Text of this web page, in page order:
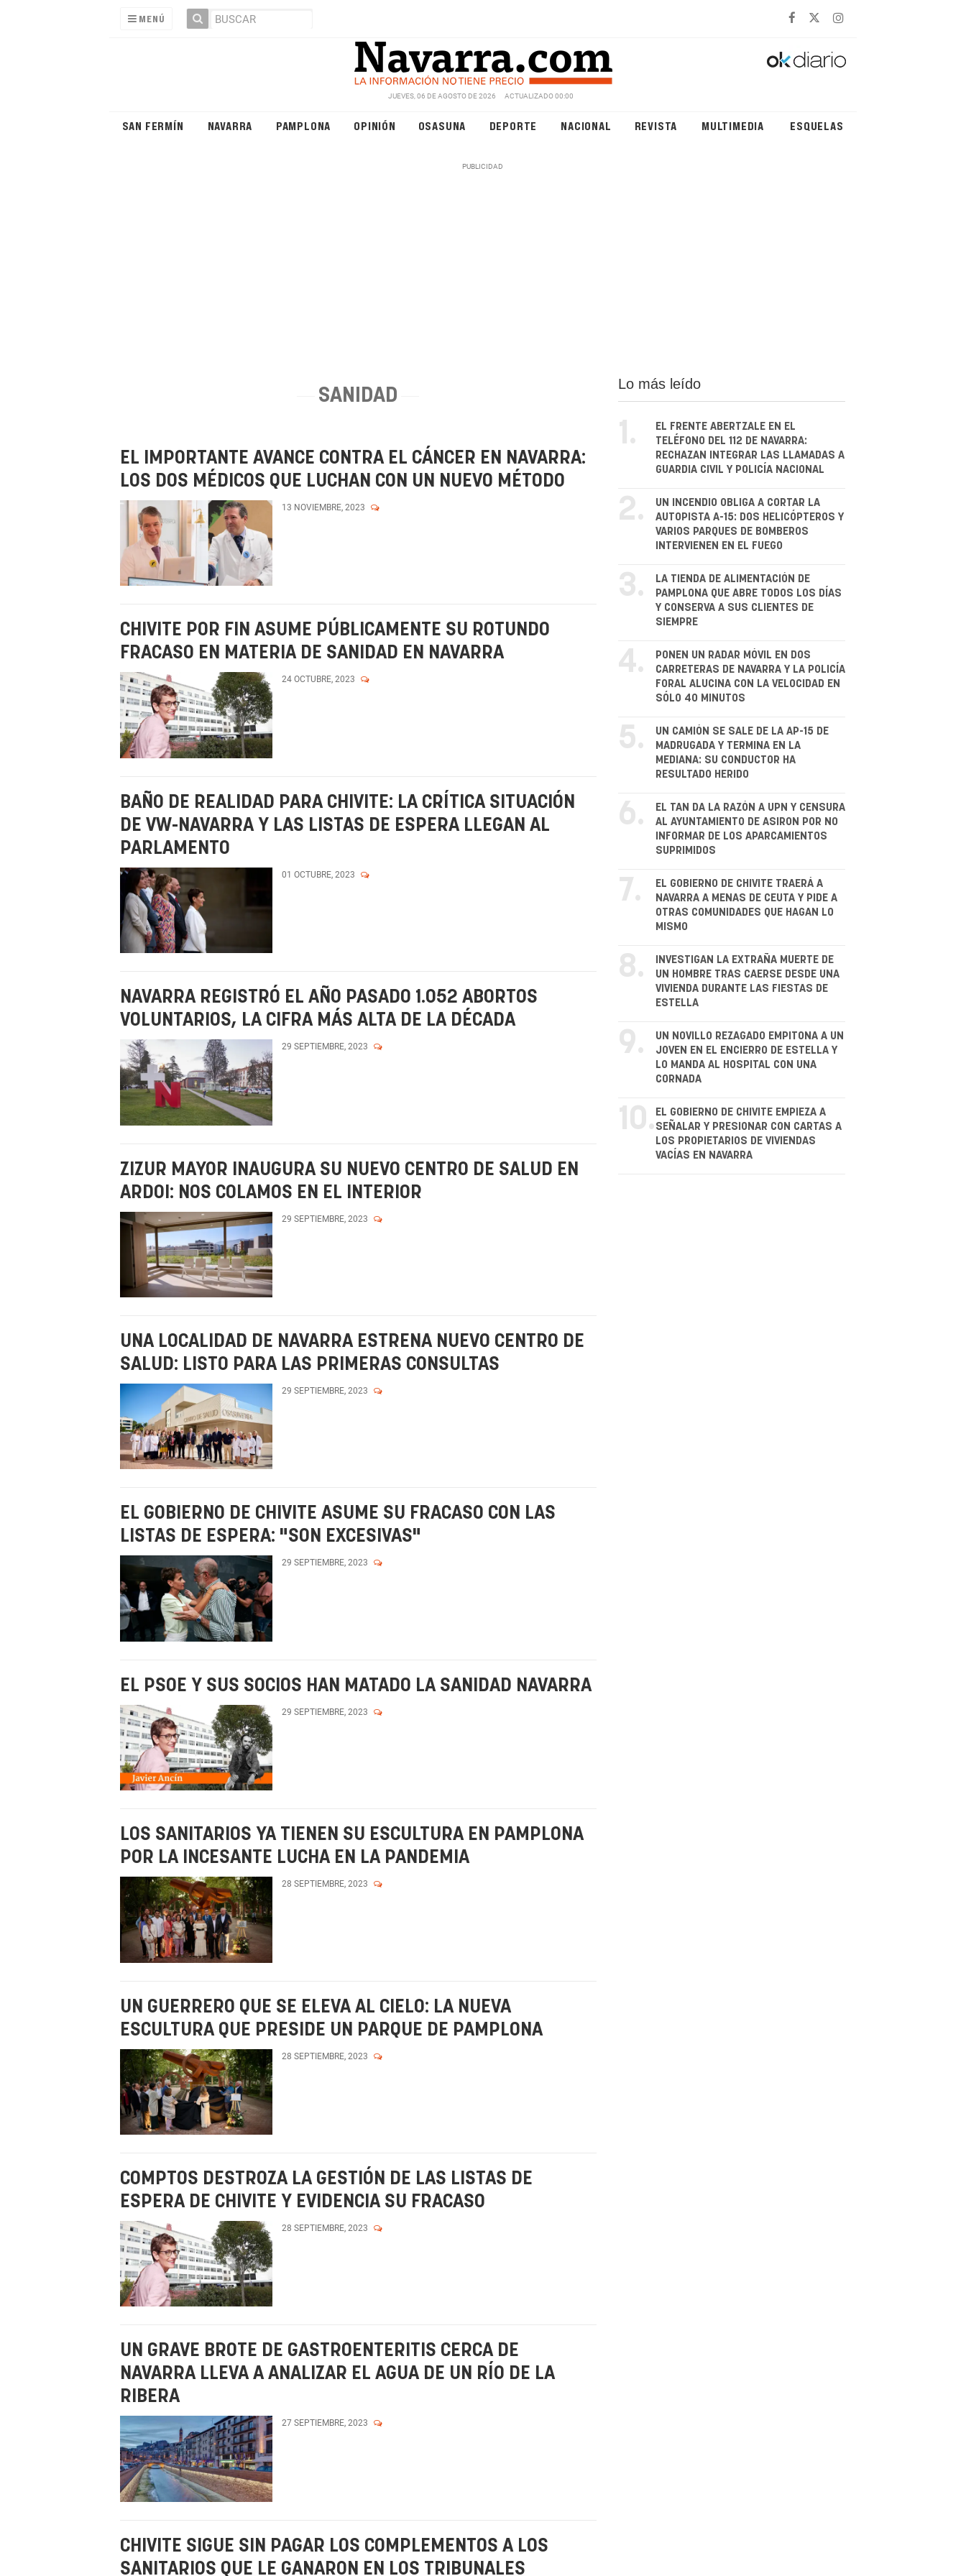
MENÚ
JUEVES, 06 DE AGOSTO DE 2026 ACTUALIZADO 00:00
SAN FERMÍN NAVARRA PAMPLONA OPINIÓN OSASUNA DEPORTE NACIONAL REVISTA MULTIMEDIA ESQUELAS
SANIDAD
EL IMPORTANTE AVANCE CONTRA EL CÁNCER EN NAVARRA:
LOS DOS MÉDICOS QUE LUCHAN CON UN NUEVO MÉTODO
13 NOVIEMBRE, 2023
CHIVITE POR FIN ASUME PÚBLICAMENTE SU ROTUNDO
FRACASO EN MATERIA DE SANIDAD EN NAVARRA
24 OCTUBRE, 2023
BAÑO DE REALIDAD PARA CHIVITE: LA CRÍTICA SITUACIÓN
DE VW-NAVARRA Y LAS LISTAS DE ESPERA LLEGAN AL
PARLAMENTO
01 OCTUBRE, 2023
NAVARRA REGISTRÓ EL AÑO PASADO 1.052 ABORTOS
VOLUNTARIOS, LA CIFRA MÁS ALTA DE LA DÉCADA
29 SEPTIEMBRE, 2023
ZIZUR MAYOR INAUGURA SU NUEVO CENTRO DE SALUD EN
ARDOI: NOS COLAMOS EN EL INTERIOR
29 SEPTIEMBRE, 2023
UNA LOCALIDAD DE NAVARRA ESTRENA NUEVO CENTRO DE
SALUD: LISTO PARA LAS PRIMERAS CONSULTAS
29 SEPTIEMBRE, 2023
EL GOBIERNO DE CHIVITE ASUME SU FRACASO CON LAS
LISTAS DE ESPERA: "SON EXCESIVAS"
29 SEPTIEMBRE, 2023
EL PSOE Y SUS SOCIOS HAN MATADO LA SANIDAD NAVARRA
29 SEPTIEMBRE, 2023
LOS SANITARIOS YA TIENEN SU ESCULTURA EN PAMPLONA
POR LA INCESANTE LUCHA EN LA PANDEMIA
28 SEPTIEMBRE, 2023
UN GUERRERO QUE SE ELEVA AL CIELO: LA NUEVA
ESCULTURA QUE PRESIDE UN PARQUE DE PAMPLONA
28 SEPTIEMBRE, 2023
COMPTOS DESTROZA LA GESTIÓN DE LAS LISTAS DE
ESPERA DE CHIVITE Y EVIDENCIA SU FRACASO
28 SEPTIEMBRE, 2023
UN GRAVE BROTE DE GASTROENTERITIS CERCA DE
NAVARRA LLEVA A ANALIZAR EL AGUA DE UN RÍO DE LA
RIBERA
27 SEPTIEMBRE, 2023
CHIVITE SIGUE SIN PAGAR LOS COMPLEMENTOS A LOS
SANITARIOS QUE LE GANARON EN LOS TRIBUNALES
Lo más leído
1.
EL FRENTE ABERTZALE EN EL
TELÉFONO DEL 112 DE NAVARRA:
RECHAZAN INTEGRAR LAS LLAMADAS A
GUARDIA CIVIL Y POLICÍA NACIONAL
2.
UN INCENDIO OBLIGA A CORTAR LA
AUTOPISTA A-15: DOS HELICÓPTEROS Y
VARIOS PARQUES DE BOMBEROS
INTERVIENEN EN EL FUEGO
3.
LA TIENDA DE ALIMENTACIÓN DE
PAMPLONA QUE ABRE TODOS LOS DÍAS
Y CONSERVA A SUS CLIENTES DE
SIEMPRE
4.
PONEN UN RADAR MÓVIL EN DOS
CARRETERAS DE NAVARRA Y LA POLICÍA
FORAL ALUCINA CON LA VELOCIDAD EN
SÓLO 40 MINUTOS
5.
UN CAMIÓN SE SALE DE LA AP-15 DE
MADRUGADA Y TERMINA EN LA
MEDIANA: SU CONDUCTOR HA
RESULTADO HERIDO
6.
EL TAN DA LA RAZÓN A UPN Y CENSURA
AL AYUNTAMIENTO DE ASIRON POR NO
INFORMAR DE LOS APARCAMIENTOS
SUPRIMIDOS
7.
EL GOBIERNO DE CHIVITE TRAERÁ A
NAVARRA A MENAS DE CEUTA Y PIDE A
OTRAS COMUNIDADES QUE HAGAN LO
MISMO
8.
INVESTIGAN LA EXTRAÑA MUERTE DE
UN HOMBRE TRAS CAERSE DESDE UNA
VIVIENDA DURANTE LAS FIESTAS DE
ESTELLA
9.
UN NOVILLO REZAGADO EMPITONA A UN
JOVEN EN EL ENCIERRO DE ESTELLA Y
LO MANDA AL HOSPITAL CON UNA
CORNADA
10. EL GOBIERNO DE CHIVITE EMPIEZA A
SEÑALAR Y PRESIONAR CON CARTAS A
LOS PROPIETARIOS DE VIVIENDAS
VACÍAS EN NAVARRA